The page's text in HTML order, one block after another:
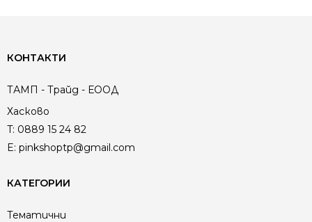
КОНТАКТИ
ТАМП - Трайд - ЕООД
Хасково
T: 0889 15 24 82
E: pinkshoptp@gmail.com
КАТЕГОРИИ
Тематични